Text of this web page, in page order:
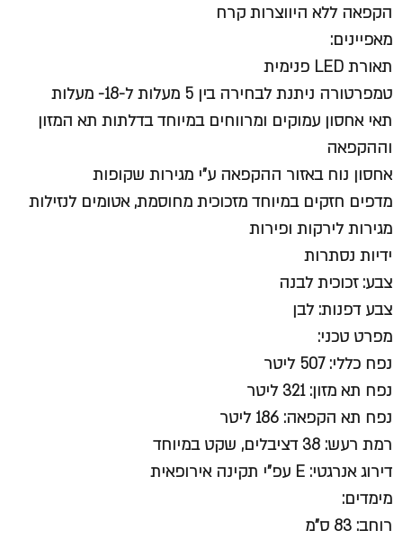
הקפאה ללא היווצרות קרח
מאפיינים:
תאורת LED פנימית
טמפרטורה ניתנת לבחירה בין 5 מעלות ל-18- מעלות
תאי אחסון עמוקים ומרווחים במיוחד בדלתות תא המזון
וההקפאה
אחסון נוח באזור ההקפאה ע"י מגירות שקופות
מדפים חזקים במיוחד מזכוכית מחוסמת, אטומים לנזילות
מגירות לירקות ופירות
ידיות נסתרות
צבע: זכוכית לבנה
צבע דפנות: לבן
מפרט טכני:
נפח כללי: 507 ליטר
נפח תא מזון: 321 ליטר
נפח תא הקפאה: 186 ליטר
רמת רעש: 38 דציבלים, שקט במיוחד
דירוג אנרגטי: E עפ"י תקינה אירופאית
מימדים:
רוחב: 83 ס"מ